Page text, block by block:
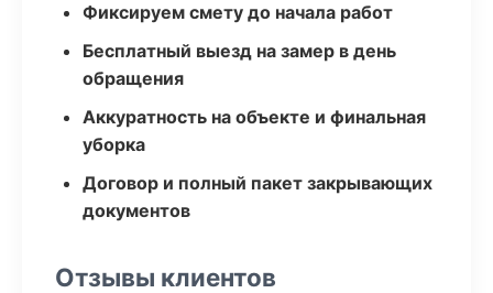
Фиксируем смету до начала работ
Бесплатный выезд на замер в день
обращения
Аккуратность на объекте и финальная
уборка
Договор и полный пакет закрывающих
документов
Отзывы клиентов